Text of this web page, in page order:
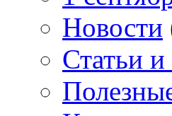
Новости
Статьи и